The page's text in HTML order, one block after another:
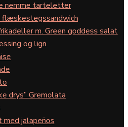
nemme tarteletter
flæskestegssandwich
m. Green goddess salat
og lign.
drys” Gremolata
med jalapeños